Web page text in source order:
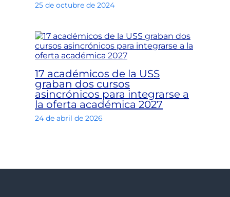
25 de octubre de 2024
17 académicos de la USS
graban dos cursos
asincrónicos para integrarse a
la oferta académica 2027
24 de abril de 2026